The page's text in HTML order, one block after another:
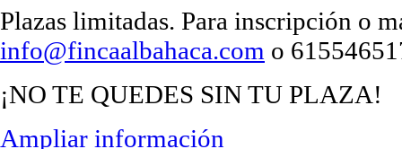
Plazas limitadas. Para inscripción o
info@fincaalbahaca.com o
¡NO TE QUEDES SIN TU PLAZA!
Ampliar información